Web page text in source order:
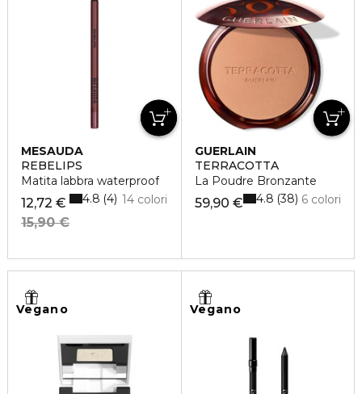
MESAUDA
REBELIPS
Matita labbra waterproof
12,72 €
15,90 €
14 colori
4.8 4
GUERLAIN
TERRACOTTA
La Poudre Bronzante
59,90 € 6 colori
4.8 38
Vegano Vegano